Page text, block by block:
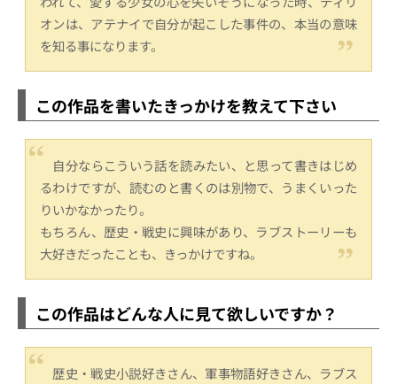
オンは、アテナイで自分が起こした事件の、本当の意味
を知る事になります。
この作品を書いたきっかけを教えて下さい
自分ならこういう話を読みたい、と思って書きはじめ
るわけですが、読むのと書くのは別物で、うまくいった
りいかなかったり。
もちろん、歴史・戦史に興味があり、ラブストーリーも
大好きだったことも、きっかけですね。
この作品はどんな人に見て欲しいですか？
歴史・戦史小説好きさん、軍事物語好きさん、ラブス